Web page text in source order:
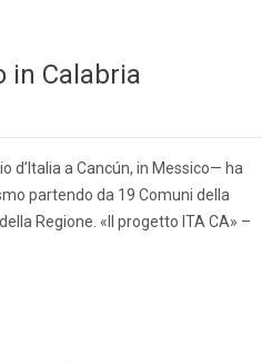
in Calabria
d’Italia a Cancún, in Messico— ha
partendo da 19 Comuni della
Regione. «Il progetto ITA CA» –